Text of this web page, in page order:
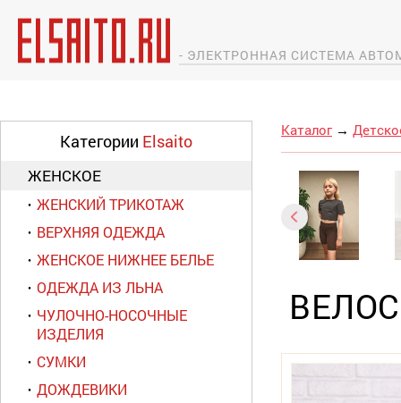
- ЭЛЕКТРОННАЯ СИСТЕМА
Категории Elsaito
ЖЕНСКОЕ
ЖЕНСКИЙ ТРИКОТАЖ
ВЕРХНЯЯ ОДЕЖДА
ЖЕНСКОЕ НИЖНЕЕ БЕЛЬЕ
ОДЕЖДА ИЗ ЛЬНА
ЧУЛОЧНО-НОСОЧНЫЕ
ИЗДЕЛИЯ
СУМКИ
ДОЖДЕВИКИ
Каталог →